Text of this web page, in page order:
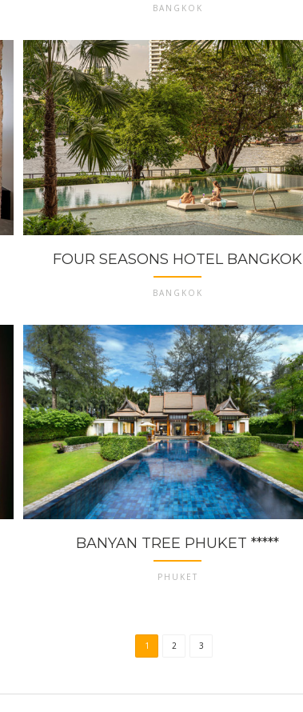
BANGKOK
FOUR SEASONS HOTEL BANGKOK
BANGKOK
BANYAN TREE PHUKET *****
PHUKET
1 2 3